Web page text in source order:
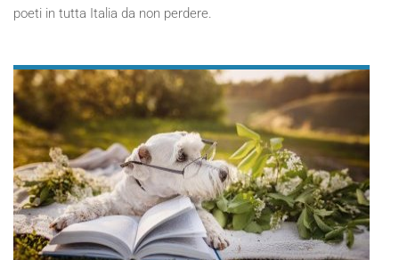
poeti in tutta Italia da non perdere.